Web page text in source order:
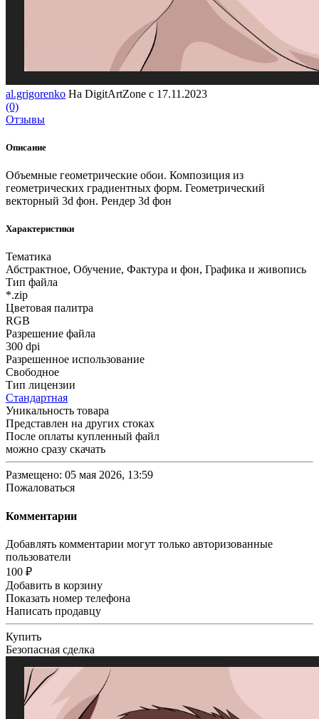
al.grigorenko На DigitArtZone с 17.11.2023
(0)
Отзывы
Описание
Объемные геометрические обои. Композиция из
геометрических градиентных форм. Геометрический
векторный 3d фон. Рендер 3d фон
Характеристики
Тематика
Абстрактное, Обучение, Фактура и фон, Графика и живопись
Тип файла
*.zip
Цветовая палитра
RGB
Разрешение файла
300 dpi
Разрешенное использование
Свободное
Тип лицензии
Стандартная
Уникальность товара
Представлен на других стоках
После оплаты купленный файл
можно сразу скачать
Размещено: 05 мая 2026, 13:59
Пожаловаться
Комментарии
Добавлять комментарии могут только авторизованные
пользователи
100 ₽
Добавить в корзину
Показать номер телефона
Написать продавцу
Купить
Безопасная сделка